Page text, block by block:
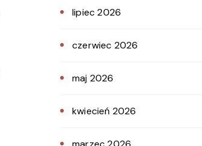
lipiec 2026
czerwiec 2026
maj 2026
kwiecień 2026